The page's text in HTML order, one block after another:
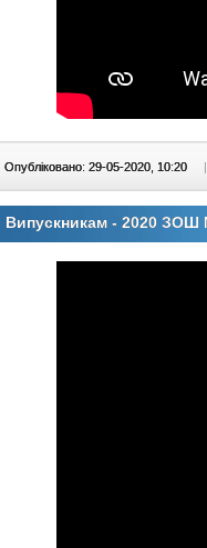
Опубліковано: 29-05-2020, 10:20 |
Випускникам - 2020